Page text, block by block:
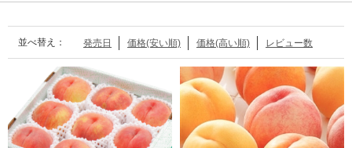
並べ替え： 発売日 価格(安い順) 価格(高い順) レビュー数